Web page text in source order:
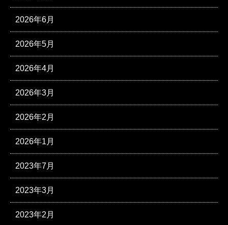
2026年6月
2026年5月
2026年4月
2026年3月
2026年2月
2026年1月
2023年7月
2023年3月
2023年2月